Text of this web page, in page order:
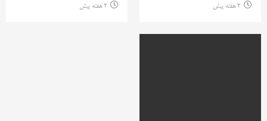
2 هفته پیش
2 هفته پیش